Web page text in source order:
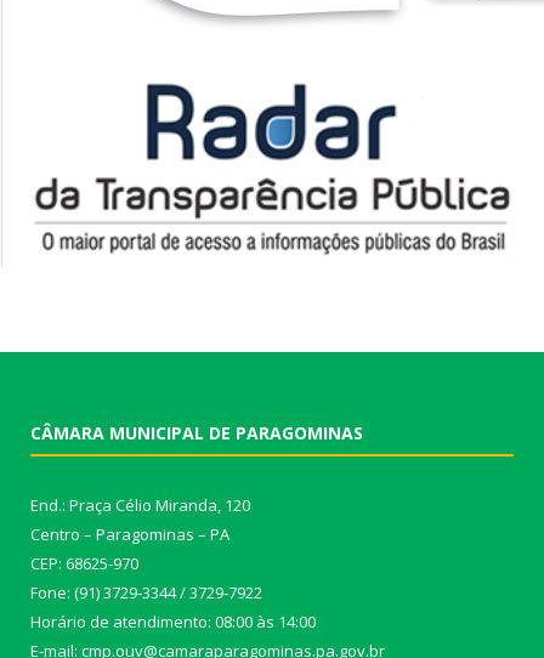
CÂMARA MUNICIPAL DE PARAGOMINAS
End.: Praça Célio Miranda, 120
Centro – Paragominas – PA
CEP: 68625-970
Fone: (91) 3729-3344 / 3729-7922
Horário de atendimento: 08:00 às 14:00
E-mail: cmp.ouv@camaraparagominas.pa.gov.br